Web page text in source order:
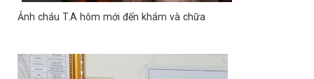
Ảnh cháu T.A hôm mới đến khám và chữa